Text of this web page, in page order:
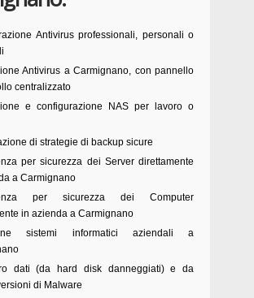
Antivirus professionali, personali o
Antivirus a Carmignano, con pannello
centralizzato
e configurazione NAS per lavoro o
di strategie di backup sicure
per sicurezza dei Server direttamente
a Carmignano
per sicurezza dei Computer
in azienda a Carmignano
sistemi informatici aziendali a
dati (da hard disk danneggiati) e da
di Malware